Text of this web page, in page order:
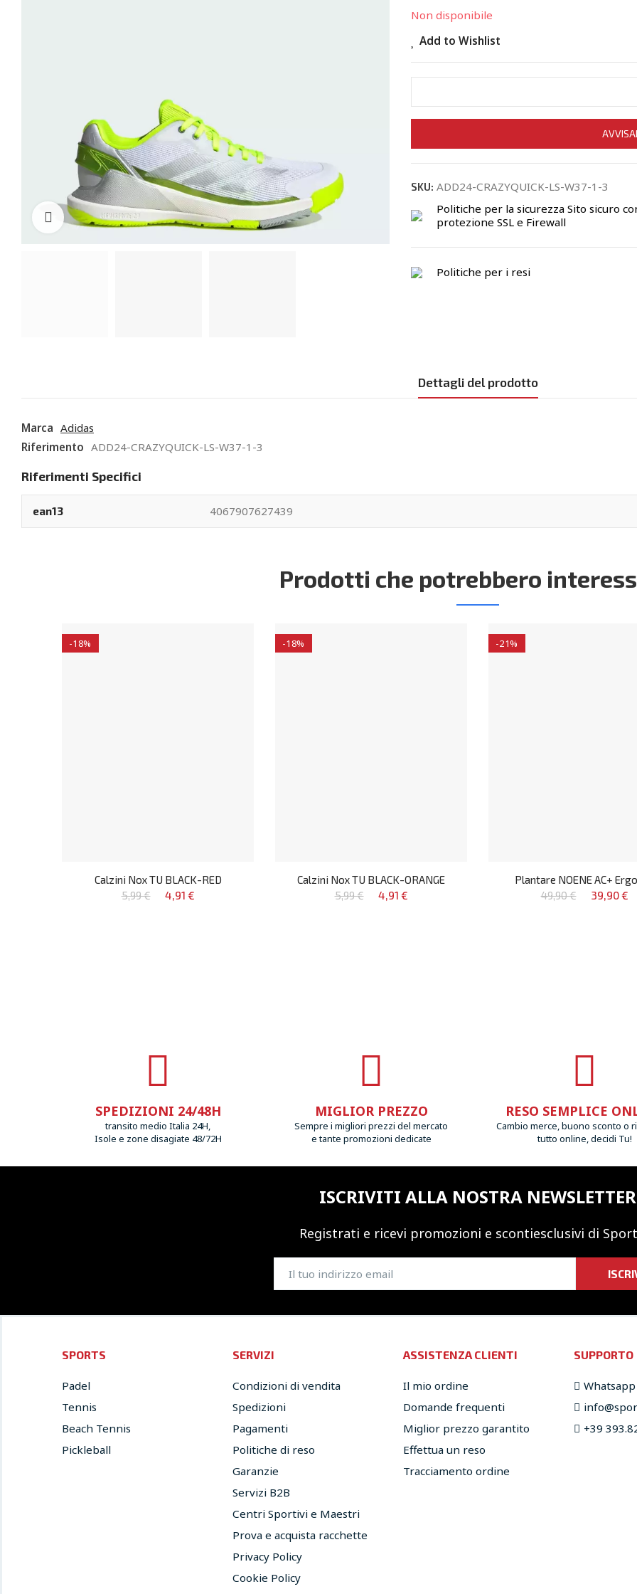
Click to enlarge
Non disponibile
Add to Wishlist
SKU: ADD24-CRAZYQUICK-LS-W37-1-3
Politiche per la sicurezza Sito sicuro
protezione SSL e Firewall
Politiche per i resi
Dettagli del prodotto
Marca Adidas
Riferimento ADD24-CRAZYQUICK-LS-W37-1-3
Riferimenti Specifici
ean13 4067907627439
Prodotti che potrebbero
-18%
Calzini Nox TU BLACK-RED
5,99 €
4,91 €
-18%
Calzini Nox TU BLACK-ORANGE
5,99 €
4,91 €
-21%
Plantare NOENE AC+
49,90 €
39,90 €
SPEDIZIONI 24/48H
transito medio Italia 24H,
Isole e zone disagiate 48/72H
MIGLIOR PREZZO
Sempre i migliori prezzi del mercato
e tante promozioni dedicate
RESO SEMPLICE
Cambio merce, buono sconto o
tutto online, decidi Tu!
ISCRIVITI ALLA NOSTRA NEWSLETTER
Registrati e ricevi promozioni e scontiesclusivi di
SPORTS
Padel
Tennis
Beach Tennis
Pickleball
SERVIZI
Condizioni di vendita
Spedizioni
Pagamenti
Politiche di reso
Garanzie
Servizi B2B
Centri Sportivi e Maestri
Prova e acquista racchette
Privacy Policy
Cookie Policy
ASSISTENZA CLIENTI
Il mio ordine
Domande frequenti
Miglior prezzo garantito
Effettua un reso
Tracciamento ordine
SUPPORTO
Whatsapp
+39